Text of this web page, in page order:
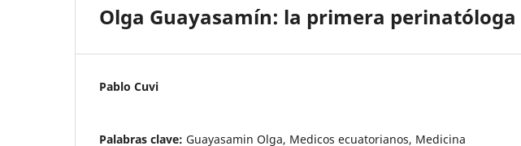
Olga Guayasamín: la primera perinatóloga
Pablo Cuvi
Palabras clave: Guayasamin Olga, Medicos ecuatorianos, Medicina